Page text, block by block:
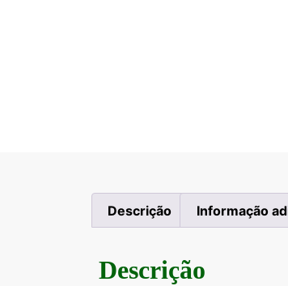
Descrição Informação
Descrição